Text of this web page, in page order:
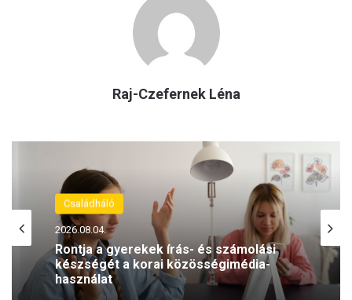
Raj-Czefernek Léna
Egyéb
2026.08.08.
Állatkerti találkozóra várják a
református gyermekvédelemben élő
gyerekeket és nevelőszülőket
Családháló
2026.08.04.